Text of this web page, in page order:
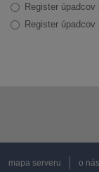
Register
Register úpadcov
mapa serveru o nás